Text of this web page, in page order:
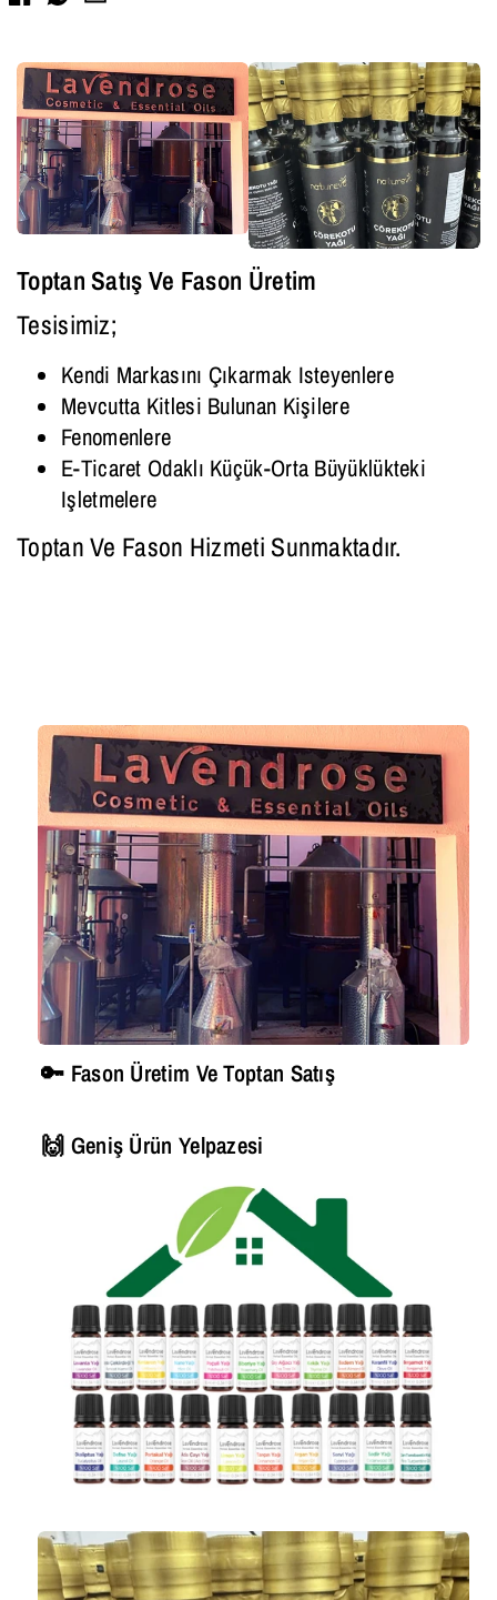
Facebook
Toptan Satış Ve Fason Üretim
Tesisimiz;
Kendi Markasını Çıkarmak Isteyenlere
Mevcutta Kitlesi Bulunan Kişilere
Fenomenlere
E-Ticaret Odaklı Küçük-Orta Büyüklükteki
Işletmelere
Toptan Ve Fason Hizmeti Sunmaktadır.
🔑 Fason Üretim Ve Toptan Satış
🙌 Geniş Ürün Yelpazesi